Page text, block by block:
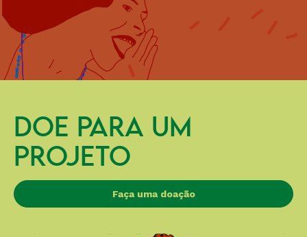
DOE PARA UM
PROJETO
Faça uma doação